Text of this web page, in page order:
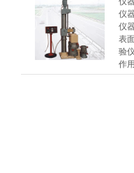
仪
仪
表
验
作